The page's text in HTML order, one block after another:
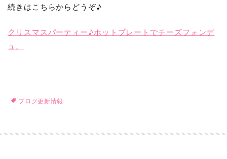
続きはこちらからどうぞ♪
クリスマスパーティー♪ホットプレートでチーズフォンデ
ュ。
ブログ更新情報